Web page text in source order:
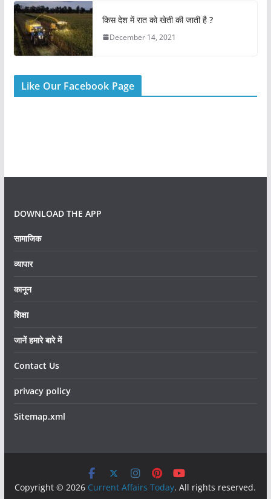
किस देश में रात को खेती की जाती है ?
December 14, 2021
Like Our Facebook Page
DOWNLOAD THE APP
सामाजिक
व्यापार
कानून
शिक्षा
जानें हमारे बारे में
Contact Us
privacy policy
Sitemap.xml
Copyright © 2026 Current Affairs Today. All rights reserved.